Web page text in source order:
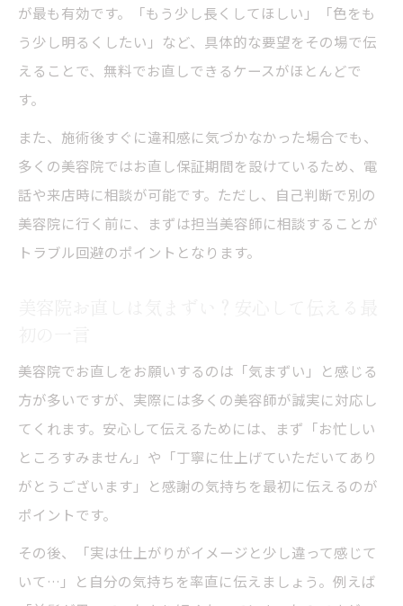
美容院でカラーやカットのお直し相談を成
功させるポイント
美容院仕上がりが気に入らない時の相談手
美容院やり直し希望時に伝える内容と注意
点
美容院カラーやカットのお直しでよくある
疑問と対策
美容院で別のサロンを検討する際の判断基
美容院で仕上がりに不満を感じた時の伝え
方
美容院で違和感を伝える際に意識したい伝
達術
美容院での不満伝達で失敗しないためのポ
イント
が最も有効です。「もう少し長くしてほしい」「色をも
う少し明るくしたい」など、具体的な要望をその場で伝
えることで、無料でお直しできるケースがほとんどで
す。
また、施術後すぐに違和感に気づかなかった場合でも、
多くの美容院ではお直し保証期間を設けているため、電
話や来店時に相談が可能です。ただし、自己判断で別の
美容院に行く前に、まずは担当美容師に相談することが
トラブル回避のポイントとなります。
美容院でお直しをお願いするのは「気まずい」と感じる
方が多いですが、実際には多くの美容師が誠実に対応し
てくれます。安心して伝えるためには、まず「お忙しい
ところすみません」や「丁寧に仕上げていただいてあり
がとうございます」と感謝の気持ちを最初に伝えるのが
ポイントです。
その後、「実は仕上がりがイメージと少し違って感じて
いて…」と自分の気持ちを率直に伝えましょう。例えば